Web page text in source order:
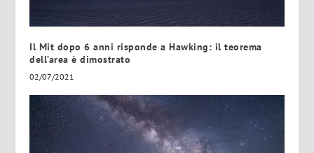
Il Mit dopo 6 anni risponde a Hawking: il teorema
dell’area è dimostrato
02/07/2021